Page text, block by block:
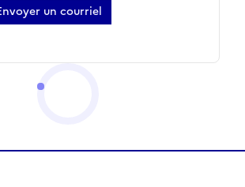
un courriel